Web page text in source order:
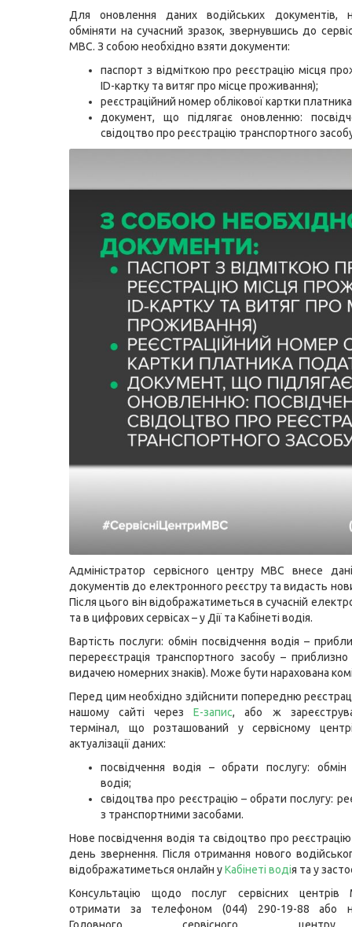
Для оновлення даних водійських документів,
обміняти на сучасний зразок, звернувшись до
МВС. З собою необхідно взяти документи:
паспорт з відміткою про реєстрацію місця
ID-картку та витяг про місце проживання);
реєстраційний номер облікової картки
документ, що підлягає оновленню:
свідоцтво про реєстрацію транспортного
Адміністратор сервісного центру МВС внесе
документів до електронного реєстру та видасть
Після цього він відображатиметься в сучасній
та в цифрових сервісах – у Дії та Кабінеті водія.
Вартість послуги: обмін посвідчення водія –
перереєстрація транспортного засобу –
видачею номерних знаків). Може бути нарахована
Перед цим необхідно здійснити попередню
нашому сайті черезЕ-запис, або ж
термінал, що розташований у сервісному
актуалізації даних:
посвідчення водія – обрати послугу: обмін
водія;
свідоцтва про реєстрацію – обрати послугу:
з транспортними засобами.
Нове посвідчення водія та свідоцтво про
день звернення. Після отримання нового
відображатиметься онлайн уКабінеті водія та у
Консультацію щодо послуг сервісних
отримати за телефоном (044) 290-19-88 або